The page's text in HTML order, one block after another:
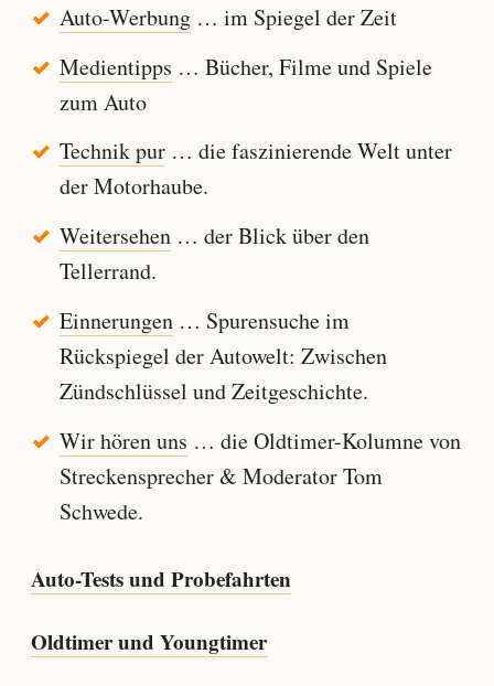
Auto-Werbung… im Spiegel der Zeit
Medientipps … Bücher, Filme und Spiele
zum Auto
Technik pur… die faszinierende Welt unter
der Motorhaube.
Weitersehen… der Blick über den
Tellerrand.
Einnerungen… Spurensuche im
Rückspiegel der Autowelt: Zwischen
Zündschlüssel und Zeitgeschichte.
Wir hören uns … die Oldtimer-Kolumne von
Streckensprecher & Moderator Tom
Schwede.
Auto-Tests und Probefahrten
Oldtimer und Youngtimer